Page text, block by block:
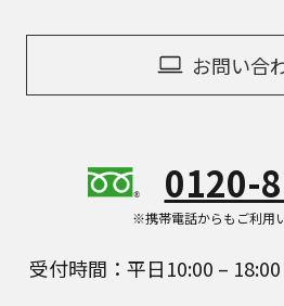
お問い合
0120-
※携帯電話からもご利用
受付時間：平日10:00 –